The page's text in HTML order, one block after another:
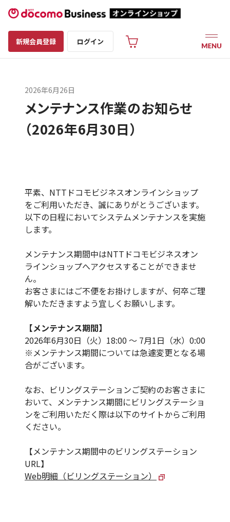
新規会員登録 ログイン
2026年6月26日
メンテナンス作業のお知らせ
（2026年6月30日）
平素、NTTドコモビジネスオンラインショップ
をご利用いただき、誠にありがとうございます。
以下の日程においてシステムメンテナンスを実施
します。
メンテナンス期間中はNTTドコモビジネスオン
ラインショップへアクセスすることができませ
ん。
お客さまにはご不便をお掛けしますが、何卒ご理
解いただきますよう宜しくお願いします。
【メンテナンス期間】
2026年6月30日（火）18:00 ～ 7月1日（水）0:00
※メンテナンス期間については急遽変更となる場
合がございます。
なお、ビリングステーションご契約のお客さまに
おいて、メンテナンス期間にビリングステーショ
ンをご利用いただく際は以下のサイトからご利用
ください。
【メンテナンス期間中のビリングステーション
URL】
Web明細（ビリングステーション）